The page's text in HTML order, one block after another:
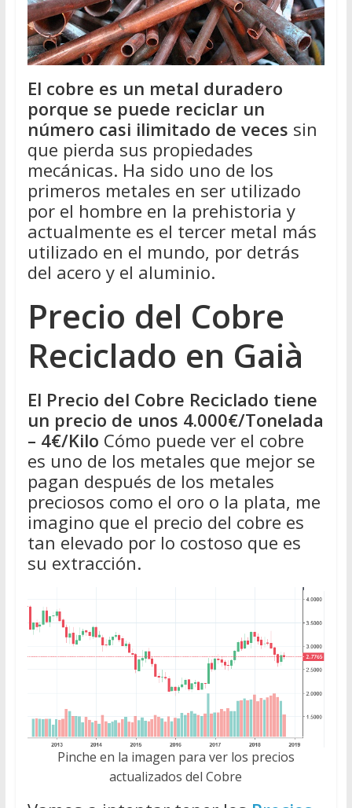
El cobre es un metal duradero
porque se puede reciclar un
número casi ilimitado de veces sin
que pierda sus propiedades
mecánicas. Ha sido uno de los
primeros metales en ser utilizado
por el hombre en la prehistoria y
actualmente es el tercer metal más
utilizado en el mundo, por detrás
del acero y el aluminio.
Precio del Cobre
Reciclado en Gaià
El Precio del Cobre Reciclado tiene
un precio de unos 4.000€/Tonelada
– 4€/Kilo Cómo puede ver el cobre
es uno de los metales que mejor se
pagan después de los metales
preciosos como el oro o la plata, me
imagino que el precio del cobre es
tan elevado por lo costoso que es
su extracción.
Pinche en la imagen para ver los precios
actualizados del Cobre